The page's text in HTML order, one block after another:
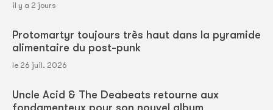
il y a 2 jours
Protomartyr toujours très haut dans la pyramide
alimentaire du post-punk
le 26 juil. 2026
Uncle Acid & The Deabeats retourne aux